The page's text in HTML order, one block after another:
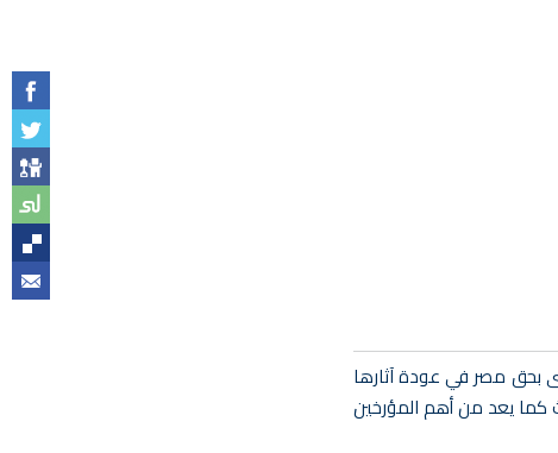
بحق مصر في عودة آثارها
كما يعد من أهم المؤرخين